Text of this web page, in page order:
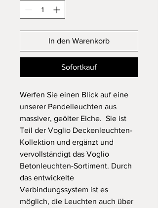
In den Warenkorb
Sofortkauf
Werfen Sie einen Blick auf eine
unserer Pendelleuchten aus
massiver, geölter Eiche. Sie ist
Teil der Voglio Deckenleuchten-
Kollektion und ergänzt und
vervollständigt das Voglio
Betonleuchten-Sortiment. Durch
das entwickelte
Verbindungssystem ist es
möglich, die Leuchten auch über